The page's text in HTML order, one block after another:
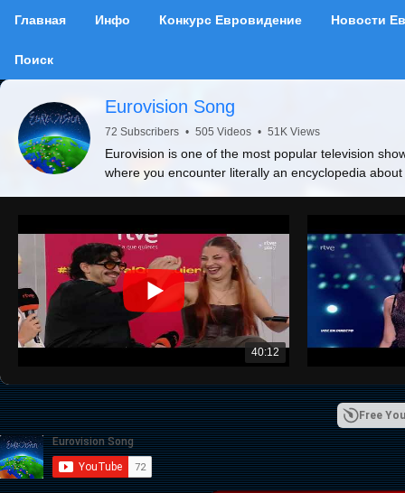
Главная Инфо Конкурс Евровидение Новости
Поиск
Eurovision Song
72 Subscribers • 505 Videos • 51K Views
Eurovision is one of the most popular television
where you encounter literally an encyclopedia
40:12
Free